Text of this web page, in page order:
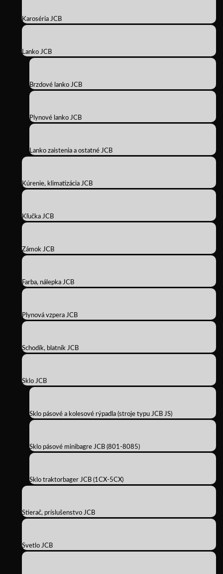
Karoséria JCB
Lanko JCB
Brzdové lanko JCB
Plynové lanko JCB
Lanko zaistenia a ostatné JCB
Kúrenie, klimatizácia JCB
Kľučka JCB
Zámok JCB
Farba, nálepka JCB
Plynová vzpera JCB
Schodík, blatník JCB
Sklo JCB
Sklo pásové a kolesové rýpadla (stroje typu JCB JS)
Sklo pásové minibagre JCB (801-8085)
Sklo traktorbager JCB (1CX-5CX)
Stierač, príslušenstvo JCB
Svetlo JCB